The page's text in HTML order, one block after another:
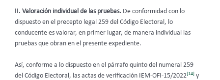
II. Valoración individual de las pruebas. De conformidad con lo
dispuesto en el precepto legal 259 del Código Electoral, lo
conducente es valorar, en primer lugar, de manera individual las
pruebas que obran en el presente expediente.
Así, conforme a lo dispuesto en el párrafo quinto del numeral 259
del Código Electoral, las actas de verificación IEM-OFI-15/2022[14] y